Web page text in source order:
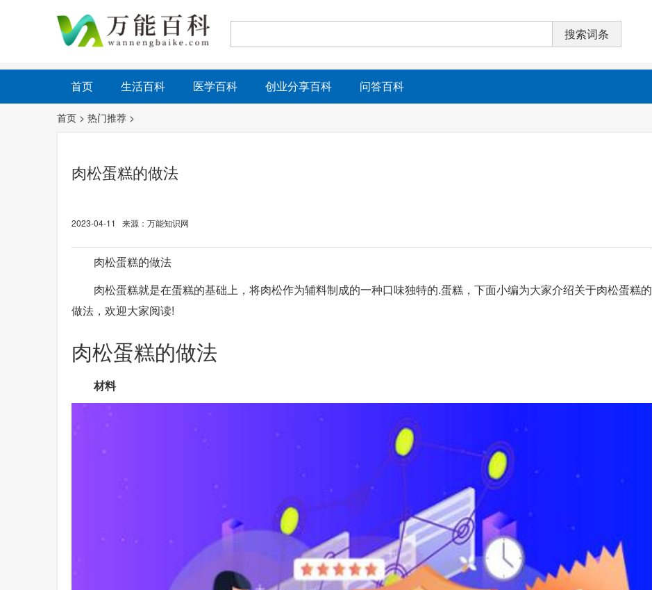
首页 生活百科 医学百科 创业分享百科 问答百科
首页 > 热门推荐 >
肉松蛋糕的做法
2023-04-11 来源：万能知识网
肉松蛋糕的做法
肉松蛋糕就是在蛋糕的基础上，将肉松作为辅料制成的一种口味独特的.蛋糕，下面小编为大家介绍关于肉松蛋糕的
做法，欢迎大家阅读!
肉松蛋糕的做法
材料